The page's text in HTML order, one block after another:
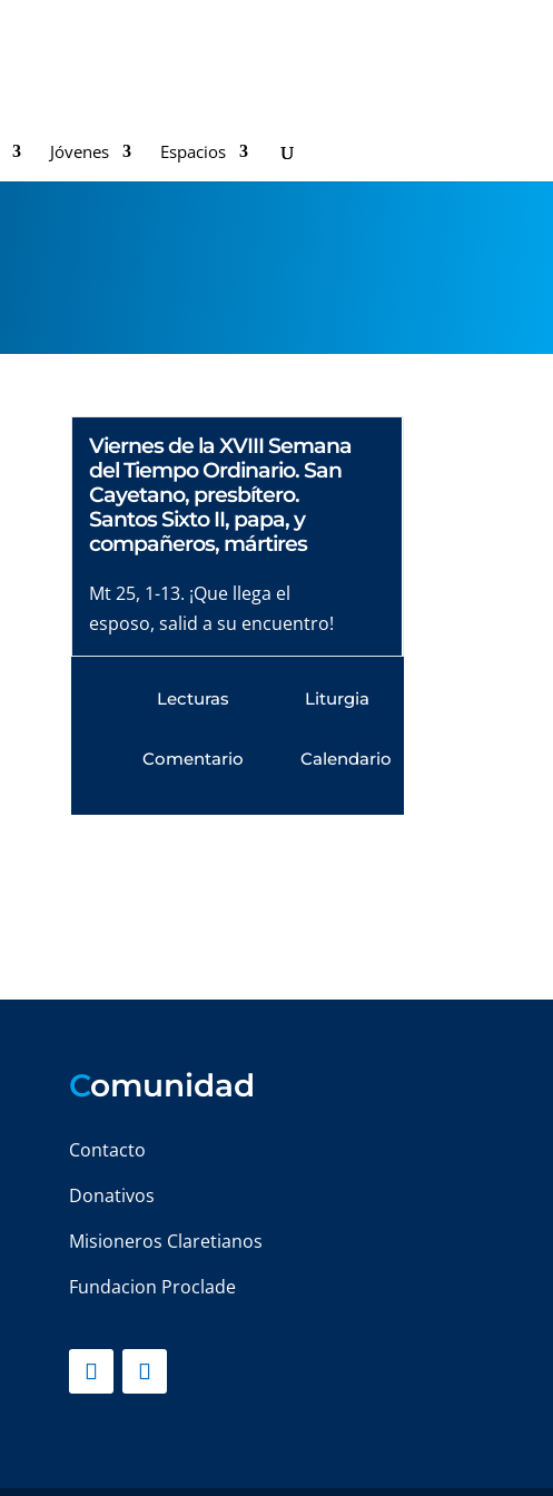
Jóvenes Espacios
Viernes de la XVIII Semana
del Tiempo Ordinario. San
Cayetano, presbítero.
Santos Sixto II, papa, y
compañeros, mártires
Mt 25, 1-13. ¡Que llega el
esposo, salid a su encuentro!
Lecturas
Comentario
Liturgia
Calendario
Comunidad
Contacto
Donativos
Misioneros Claretianos
Fundacion Proclade